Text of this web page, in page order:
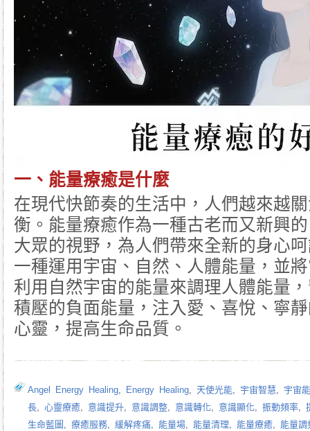
一、 能量療癒是什麼
在現代快節奏的生活中，人們越來越
衡。能量療癒作為一種古老而又新興
大眾的視野，為人們帶來全新的身心
一種運用宇宙、自然、人體能量，並
利用自然宇宙的能量來調理人體能量
積壓的負面能量，注入愛、喜悅、寧
心靈，提高生命品質。
Angel Energy Healing, Energy Healing, 天使光能, 宇宙智慧, 宇宙
長, 心靈療癒, 意識提升, 意識調整, 意識轉化, 意識顯化, 振動頻率,
生命藍圖 , 療癒服務, 緩解疼痛, 能量場, 能量清理, 能量療癒, 能量調